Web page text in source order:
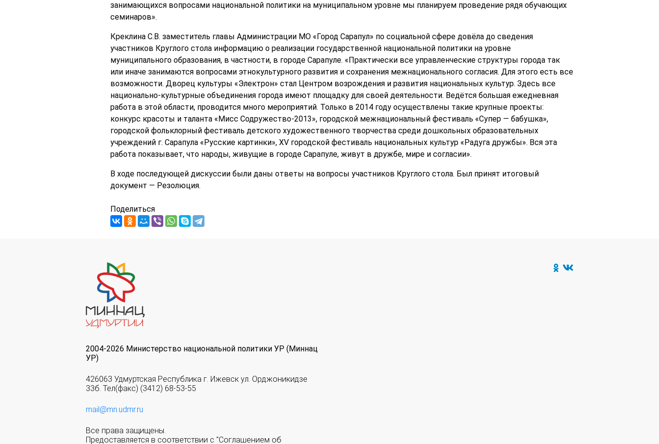
занимающихся вопросами национальной политики на муниципальном уровне мы планируем проведение рядя обучающих
семинаров».
Креклина С.В. заместитель главы Администрации МО «Город Сарапул» по социальной сфере довёла до сведения
участников Круглого стола информацию о реализации государственной национальной политики на уровне
муниципального образования, в частности, в городе Сарапуле. «Практически все управленческие структуры города так
или иначе занимаются вопросами этнокультурного развития и сохранения межнационального согласия. Для этого есть все
возможности. Дворец культуры «Электрон» стал Центром возрождения и развития национальных культур. Здесь все
национально-культурные объединения города имеют площадку для своей деятельности. Ведётся большая ежедневная
работа в этой области, проводится много мероприятий. Только в 2014 году осуществлены такие крупные проекты:
конкурс красоты и таланта «Мисс Содружество-2013», городской межнациональный фестиваль «Супер — бабушка»,
городской фольклорный фестиваль детского художественного творчества среди дошкольных образовательных
учреждений г. Сарапула «Русские картинки», XV городской фестиваль национальных культур «Радуга дружбы». Вся эта
работа показывает, что народы, живущие в городе Сарапуле, живут в дружбе, мире и согласии».
В ходе последующей дискуссии были даны ответы на вопросы участников Круглого стола. Был принят итоговый
документ — Резолюция.
Поделиться
2004-2026 Министерство национальной политики УР (Миннац
УР)
426063 Удмуртская Республика г. Ижевск ул. Орджоникидзе
33б. Тел(факс) (3412) 68-53-55
mail@mn.udmr.ru
Все права защищены.
Предоставляется в соответствии с "Соглашением об